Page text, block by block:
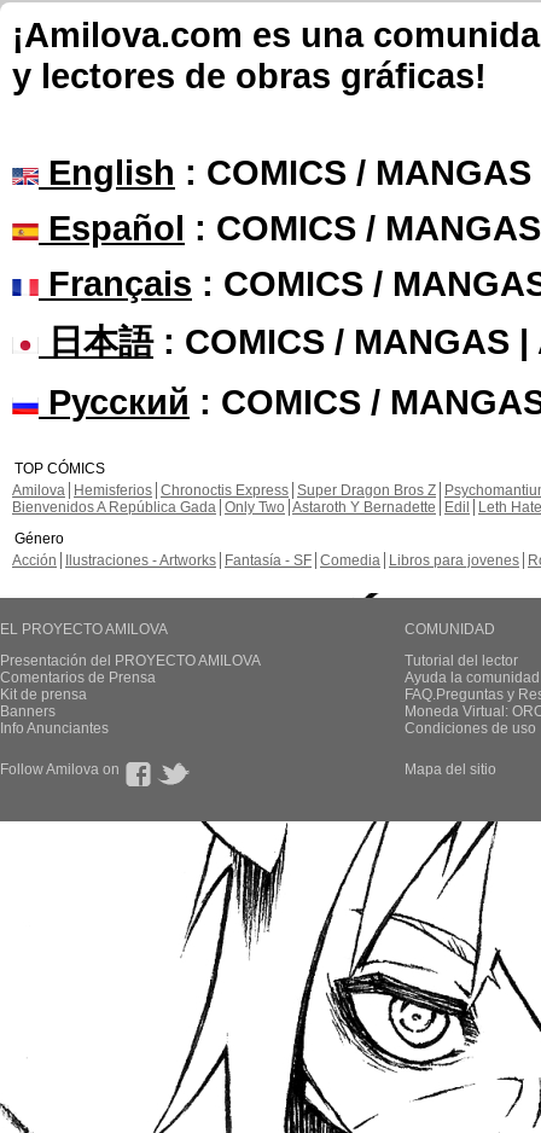
¡Amilova.com es una
y lectores de obras gráficas!
English : COMICS /
Español : COMICS /
Français : COMICS /
日本語: COMICS / MANGAS |
Русский : COMICS /
TOP CÓMICS
Amilova
Hemisferios Chronoctis Express Super Dragon Bros Z
Bienvenidos A República Gada Only Two Astaroth Y Bernadette Edil
Leth Hate
Género
Acción
Ilustraciones - Artworks Fantasía - SF Comedia Libros para jovenes
EL PROYECTO AMILOVA
Presentación del PROYECTO AMILOVA
Comentarios de Prensa
Kit de prensa
Banners
Info Anunciantes
COMUNIDAD
Tutorial del lector
Ayuda la
FAQ.Preguntas y
Moneda Virtual:
Condiciones de uso
Follow Amilova on Mapa del sitio